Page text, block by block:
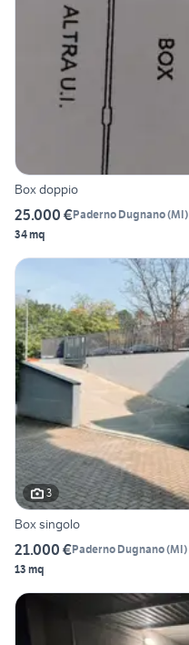
Box doppio
25.000 €Paderno Dugnano(MI)
34 mq
3
Box singolo
21.000 €Paderno Dugnano(MI)
13 mq